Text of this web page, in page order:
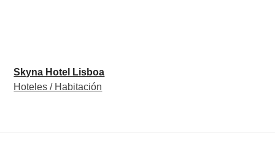
Skyna Hotel Lisboa
Hoteles / Habitación